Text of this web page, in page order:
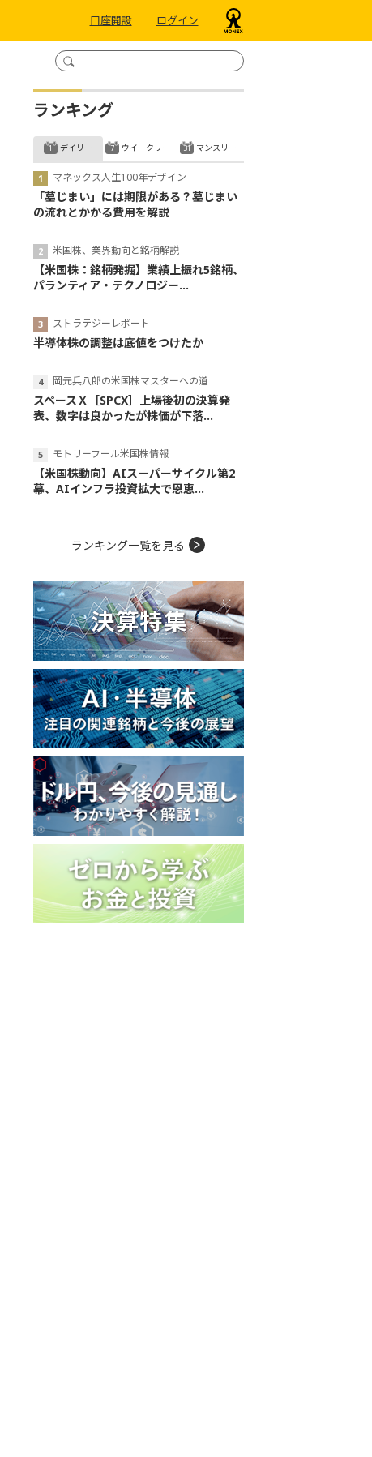
口座開設 ログイン
ランキング
デイリー
マネックス人生100年デザイン
「墓じまい」には期限がある？墓じまい
の流れとかかる費用を解説
米国株、業界動向と銘柄解説
【米国株：銘柄発掘】業績上振れ5銘柄、
パランティア・テクノロジー...
ストラテジーレポート
半導体株の調整は底値をつけたか
岡元兵八郎の米国株マスターへの道
スペースＸ［SPCX］上場後初の決算発
表、数字は良かったが株価が下落...
モトリーフール米国株情報
【米国株動向】AIスーパーサイクル第2
幕、AIインフラ投資拡大で恩恵...
ウイークリー マンスリー
ランキング一覧を見る